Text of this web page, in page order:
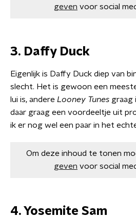
geven voor social
3. Daffy Duck
Eigenlijk is Daffy Duck diep van
slecht. Het is gewoon een
lui is, andere Looney Tunes graag
daar graag een voordeeltje uit
ik er nog wel een paar in het
Om deze inhoud te tonen
geven voor social
4. Yosemite Sam